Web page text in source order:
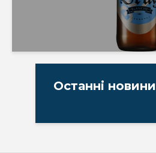
Останні новини